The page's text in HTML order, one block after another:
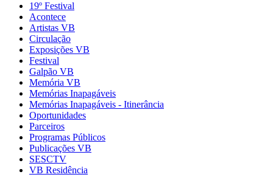
19º Festival
Acontece
Artistas VB
Circulação
Exposições VB
Festival
Galpão VB
Memória VB
Memórias Inapagáveis
Memórias Inapagáveis - Itinerância
Oportunidades
Parceiros
Programas Públicos
Publicações VB
SESCTV
VB Residência